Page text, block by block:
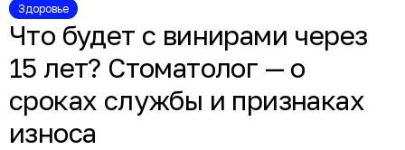
Здоровье
Что будет с винирами через
15 лет? Стоматолог — о
сроках службы и признаках
износа